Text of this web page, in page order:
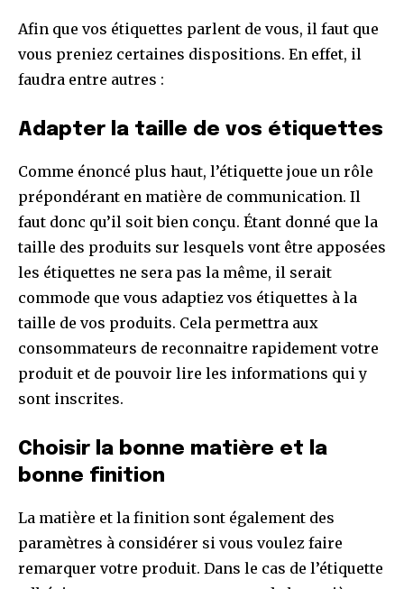
Afin que vos étiquettes parlent de vous, il faut que
vous preniez certaines dispositions. En effet, il
faudra entre autres :
Adapter la taille de vos étiquettes
Comme énoncé plus haut, l’étiquette joue un rôle
prépondérant en matière de communication. Il
faut donc qu’il soit bien conçu. Étant donné que la
taille des produits sur lesquels vont être apposées
les étiquettes ne sera pas la même, il serait
commode que vous adaptiez vos étiquettes à la
taille de vos produits. Cela permettra aux
consommateurs de reconnaitre rapidement votre
produit et de pouvoir lire les informations qui y
sont inscrites.
Choisir la bonne matière et la
bonne finition
La matière et la finition sont également des
paramètres à considérer si vous voulez faire
remarquer votre produit. Dans le cas de l’étiquette